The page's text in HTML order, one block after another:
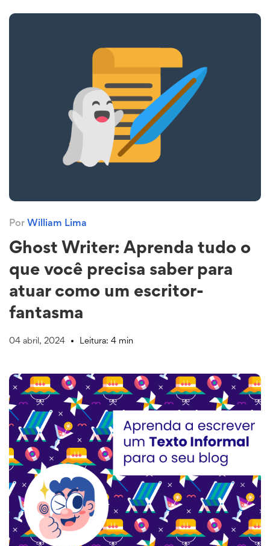
Por William Lima
Ghost Writer: Aprenda tudo o
que você precisa saber para
atuar como um escritor-
fantasma
04 abril, 2024 Leitura: 4 min